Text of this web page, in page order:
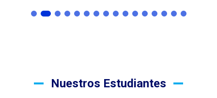
Nuestros Estudiantes